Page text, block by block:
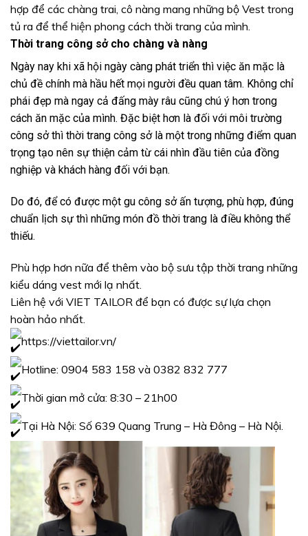
hợp để các chàng trai, cô nàng mang những bộ Vest trong
tủ ra để thể hiện phong cách thời trang của mình.
Thời trang công sở cho chàng và nàng
Ngày nay khi xã hội ngày càng phát triển thì việc ăn mặc là
chủ đề chính mà hầu hết mọi người đều quan tâm. Không chỉ
phái đẹp mà ngay cả đấng mày râu cũng chú ý hơn trong
cách ăn mặc của mình. Đặc biệt hơn là đối với môi trường
công sở thì thời trang công sở là một trong những điểm quan
trọng tạo nên sự thiện cảm từ cái nhìn đầu tiên của đồng
nghiệp và khách hàng đối với bạn.
Do đó, để có được một gu công sở ấn tượng, phù hợp, đúng
chuẩn lịch sự thì những món đồ thời trang là điều không thể
thiếu.
Phù hợp hơn nữa để thêm vào bộ sưu tập thời trang những
kiểu dáng vest mới lạ nhất.
Liên hệ với VIET TAILOR để bạn có được sự lựa chọn
hoàn hảo nhất.
https://viettailor.vn/
Hotline: 0904 583 158 và 0382 832 777
Thời gian mở cửa: 8:30 – 21h00
Tại Hà Nội: Số 639 Quang Trung – Hà Đông – Hà Nội.